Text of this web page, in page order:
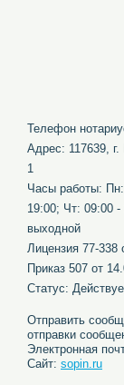
Телефон
Адрес: 117639,
1
Часы работы:
19:00; Чт: 09:00
выходной
Лицензия 77-338
Приказ 507 от
Статус:
Отправить
отправки
Электронная
Сайт: sopin.ru